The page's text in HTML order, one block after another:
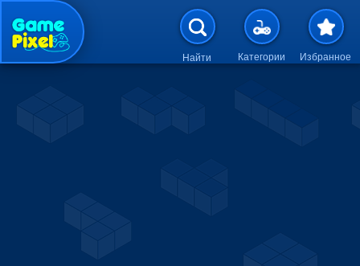
Перейти к основному
Найти Категории Избранное